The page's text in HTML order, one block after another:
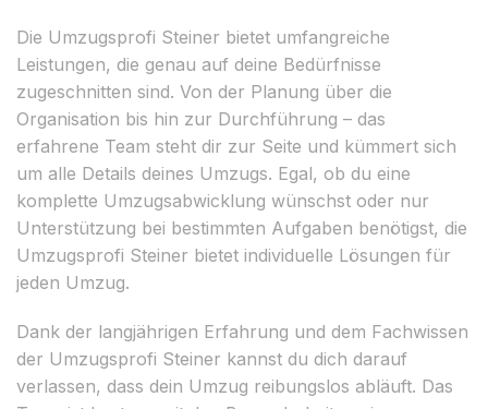
Die Umzugsprofi Steiner bietet umfangreiche
Leistungen, die genau auf deine Bedürfnisse
zugeschnitten sind. Von der Planung über die
Organisation bis hin zur Durchführung – das
erfahrene Team steht dir zur Seite und kümmert sich
um alle Details deines Umzugs. Egal, ob du eine
komplette Umzugsabwicklung wünschst oder nur
Unterstützung bei bestimmten Aufgaben benötigst, die
Umzugsprofi Steiner bietet individuelle Lösungen für
jeden Umzug.
Dank der langjährigen Erfahrung und dem Fachwissen
der Umzugsprofi Steiner kannst du dich darauf
verlassen, dass dein Umzug reibungslos abläuft. Das